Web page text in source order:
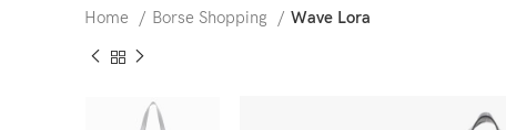
Home Borse Shopping Wave Lora